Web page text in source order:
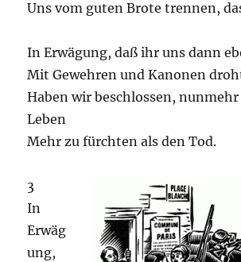
Uns vom guten Brote trennen,
In Erwägung, daß ihr uns dann
Mit Gewehren und Kanonen
Haben wir beschlossen,
Leben
Mehr zu fürchten als den Tod.
3
In
Erwäg
ung,